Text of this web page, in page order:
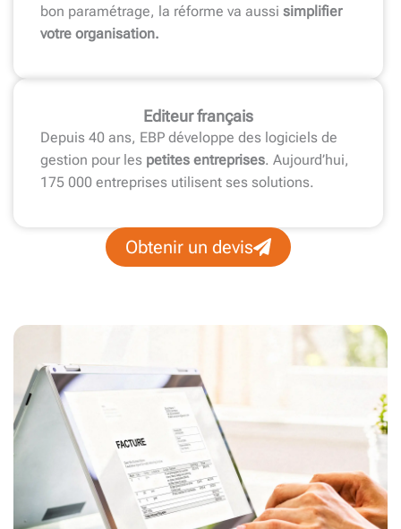
bon paramétrage, la réforme va aussi simplifier
votre organisation.
Editeur français
Depuis 40 ans, EBP développe des logiciels de
gestion pour les petites entreprises. Aujourd’hui,
175 000 entreprises utilisent ses solutions.
Obtenir un devis